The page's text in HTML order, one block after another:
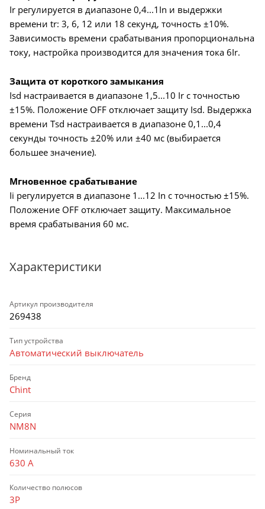
Ir регулируется в диапазоне 0,4...1In и выдержки
времени tr: 3, 6, 12 или 18 секунд, точность ±10%.
Зависимость времени срабатывания пропорциональна
току, настройка производится для значения тока 6Ir.
Защита от короткого замыкания
Isd настраивается в диапазоне 1,5...10 Ir с точностью
±15%. Положение OFF отключает защиту Isd. Выдержка
времени Tsd настраивается в диапазоне 0,1...0,4
секунды точность ±20% или ±40 мс (выбирается
большее значение).
Мгновенное срабатывание
Ii регулируется в диапазоне 1...12 In с точностью ±15%.
Положение OFF отключает защиту. Максимальное
время срабатывания 60 мс.
Характеристики
Артикул производителя
269438
Тип устройства
Автоматический выключатель
Бренд
Chint
Серия
NM8N
Номинальный ток
630 А
Количество полюсов
3P